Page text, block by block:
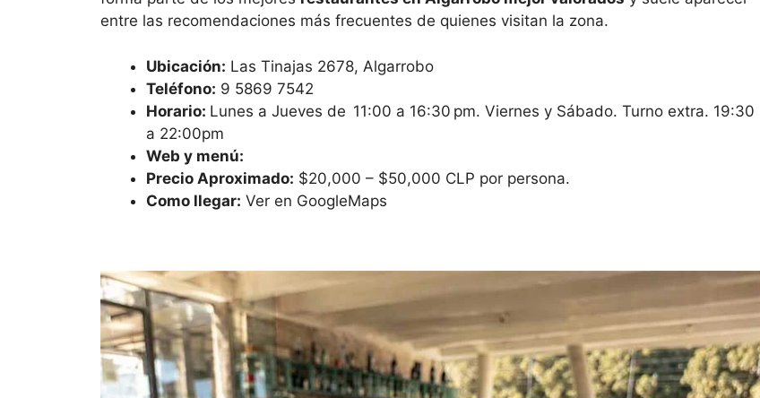
entre las recomendaciones más frecuentes de quienes visitan la zona.
Ubicación: Las Tinajas 2678, Algarrobo
Teléfono: 9 5869 7542
Horario: Lunes a Jueves de 11:00 a 16:30 pm. Viernes y Sábado. Turno extra. 19:30
a 22:00pm
Web y menú:
Precio Aproximado: $20,000 – $50,000 CLP por persona.
Como llegar: Ver en GoogleMaps